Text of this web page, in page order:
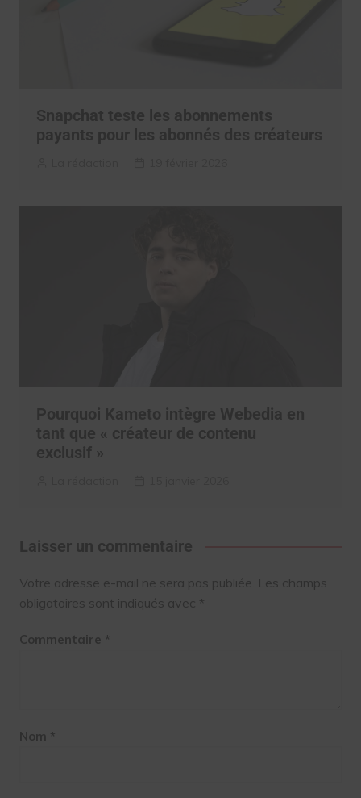
Snapchat teste les abonnements
payants pour les abonnés des créateurs
Pourquoi Kameto intègre Webedia en
tant que « créateur de contenu
exclusif »
Laisser un commentaire
Votre adresse e-mail ne sera pas publiée. Les champs
obligatoires sont indiqués avec *
Commentaire *
Nom *